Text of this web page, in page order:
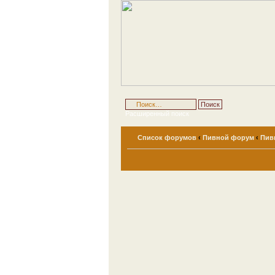
Расширенный поиск
Список форумов ‹ Пивной форум ‹